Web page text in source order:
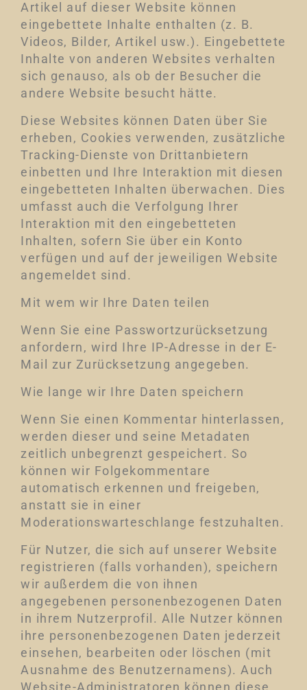
Artikel auf dieser Website können
eingebettete Inhalte enthalten (z. B.
Videos, Bilder, Artikel usw.). Eingebettete
Inhalte von anderen Websites verhalten
sich genauso, als ob der Besucher die
andere Website besucht hätte.
Diese Websites können Daten über Sie
erheben, Cookies verwenden, zusätzliche
Tracking-Dienste von Drittanbietern
einbetten und Ihre Interaktion mit diesen
eingebetteten Inhalten überwachen. Dies
umfasst auch die Verfolgung Ihrer
Interaktion mit den eingebetteten
Inhalten, sofern Sie über ein Konto
verfügen und auf der jeweiligen Website
angemeldet sind.
Mit wem wir Ihre Daten teilen
Wenn Sie eine Passwortzurücksetzung
anfordern, wird Ihre IP-Adresse in der E-
Mail zur Zurücksetzung angegeben.
Wie lange wir Ihre Daten speichern
Wenn Sie einen Kommentar hinterlassen,
werden dieser und seine Metadaten
zeitlich unbegrenzt gespeichert. So
können wir Folgekommentare
automatisch erkennen und freigeben,
anstatt sie in einer
Moderationswarteschlange festzuhalten.
Für Nutzer, die sich auf unserer Website
registrieren (falls vorhanden), speichern
wir außerdem die von ihnen
angegebenen personenbezogenen Daten
in ihrem Nutzerprofil. Alle Nutzer können
ihre personenbezogenen Daten jederzeit
einsehen, bearbeiten oder löschen (mit
Ausnahme des Benutzernamens). Auch
Website-Administratoren können diese